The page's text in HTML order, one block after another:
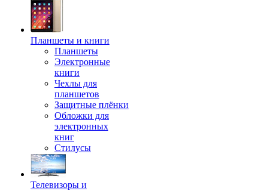
Планшеты и книги
Планшеты
Электронные
книги
Чехлы для
планшетов
Защитные плёнки
Обложки для
электронных
книг
Стилусы
Телевизоры и